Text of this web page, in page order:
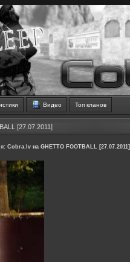
Видео Топ кланов
[27.07.2011]
Cobra.lv на GHETTO FOOTBALL [27.07.2011]